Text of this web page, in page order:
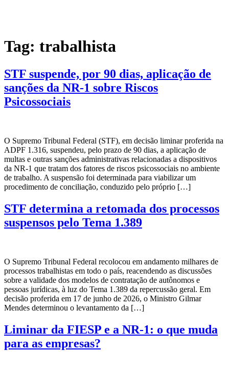
Tag: trabalhista
STF suspende, por 90 dias, aplicação de
sanções da NR-1 sobre Riscos
Psicossociais
O Supremo Tribunal Federal (STF), em decisão liminar proferida na
ADPF 1.316, suspendeu, pelo prazo de 90 dias, a aplicação de
multas e outras sanções administrativas relacionadas a dispositivos
da NR-1 que tratam dos fatores de riscos psicossociais no ambiente
de trabalho. A suspensão foi determinada para viabilizar um
procedimento de conciliação, conduzido pelo próprio […]
STF determina a retomada dos processos
suspensos pelo Tema 1.389
O Supremo Tribunal Federal recolocou em andamento milhares de
processos trabalhistas em todo o país, reacendendo as discussões
sobre a validade dos modelos de contratação de autônomos e
pessoas jurídicas, à luz do Tema 1.389 da repercussão geral. Em
decisão proferida em 17 de junho de 2026, o Ministro Gilmar
Mendes determinou o levantamento da […]
Liminar da FIESP e a NR-1: o que muda
para as empresas?